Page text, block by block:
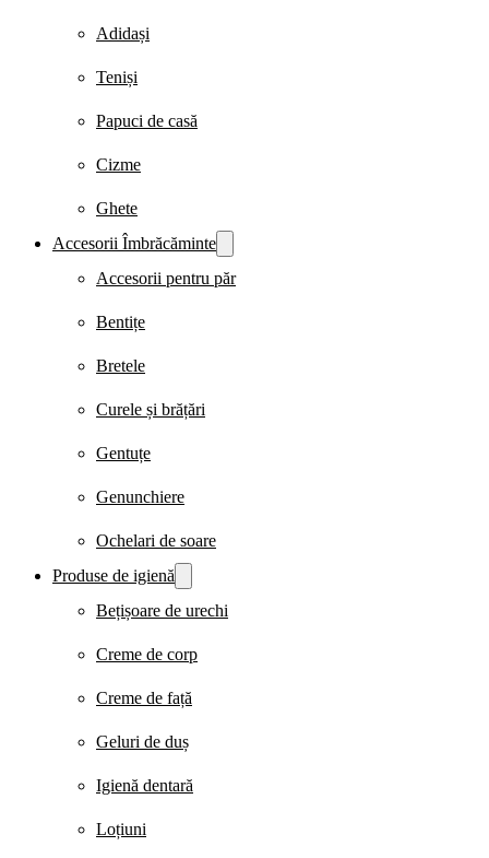
Adidași
Teniși
Papuci de casă
Cizme
Ghete
Accesorii Îmbrăcăminte
Accesorii pentru păr
Bentițe
Bretele
Curele și brățări
Gentuțe
Genunchiere
Ochelari de soare
Produse de igienă
Bețișoare de urechi
Creme de corp
Creme de față
Geluri de duș
Igienă dentară
Loțiuni